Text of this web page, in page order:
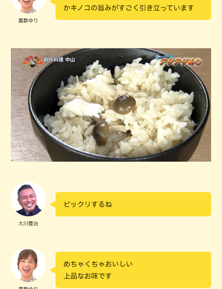
嘉数ゆり
かキノコの旨みがすごく引き立っています
大川豊治
ビックリするね
めちゃくちゃおいしい
上品なお味です